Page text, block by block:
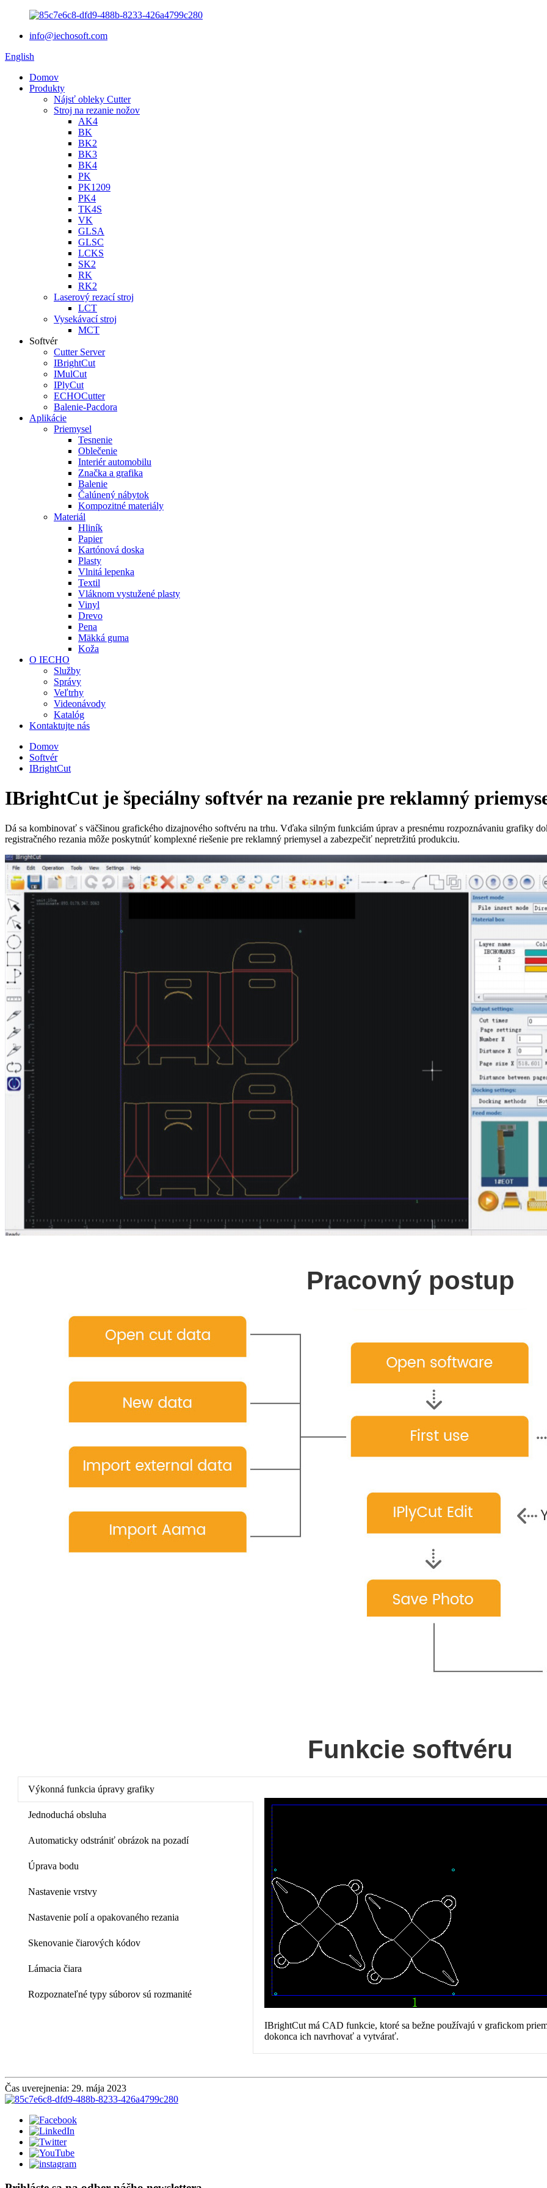
info@iechosoft.com
English
Domov
Produkty
Nájsť obleky Cutter
Stroj na rezanie nožov
AK4
BK
BK2
BK3
BK4
PK
PK1209
PK4
TK4S
VK
GLSA
GLSC
LCKS
SK2
RK
RK2
Laserový rezací stroj
LCT
Vysekávací stroj
MCT
Softvér
Cutter Server
IBrightCut
IMulCut
IPlyCut
ECHOCutter
Balenie-Pacdora
Aplikácie
Priemysel
Tesnenie
Oblečenie
Interiér automobilu
Značka a grafika
Balenie
Čalúnený nábytok
Kompozitné materiály
Materiál
Hliník
Papier
Kartónová doska
Plasty
Vlnitá lepenka
Textil
Vláknom vystužené plasty
Vinyl
Drevo
Pena
Mäkká guma
Koža
O IECHO
Služby
Správy
Veľtrhy
Videonávody
Katalóg
Kontaktujte nás
Domov
Softvér
IBrightCut
IBrightCut je špeciálny softvér na rezanie pre reklamný
Dá sa kombinovať s väčšinou grafického dizajnového softvéru na trhu. Vďaka silným funkciám úprav a presnému rozpoznávaniu grafiky
registračného rezania môže poskytnúť komplexné riešenie pre reklamný priemysel a zabezpečiť nepretržitú produkciu.
Pracovný postup
Funkcie softvéru
Výkonná funkcia úpravy grafiky
Jednoduchá obsluha
Automaticky odstrániť obrázok na pozadí
Úprava bodu
Nastavenie vrstvy
Nastavenie polí a opakovaného rezania
Skenovanie čiarových kódov
Lámacia čiara
Rozpoznateľné typy súborov sú rozmanité
IBrightCut má CAD funkcie, ktoré sa bežne používajú v grafickom
dokonca ich navrhovať a vytvárať.
Čas uverejnenia: 29. mája 2023